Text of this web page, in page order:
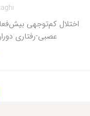
عصبی-رفتاری